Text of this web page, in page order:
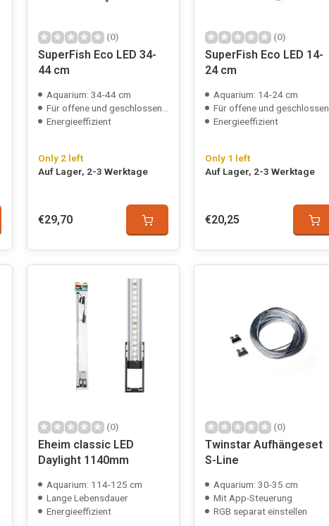
(0)
SuperFish Eco LED 34-
44 cm
Aquarium: 34-44 cm
Für offene und geschlossene Aquarien
Energieeffizient
Only 2 left
Auf Lager, 2-3 Werktage
€29,70
(0)
SuperFish Eco LED 14-
24 cm
Aquarium: 14-24 cm
Für offene und geschlossene Aquarien
Energieeffizient
Only 1 left
Auf Lager, 2-3 Werktage
€20,25
(0)
Eheim classic LED
Daylight 1140mm
Aquarium: 114-125 cm
Lange Lebensdauer
Energieeffizient
(0)
Twinstar Aufhängeset
S-Line
Aquarium: 30-35 cm
Mit App-Steuerung
RGB separat einstellen